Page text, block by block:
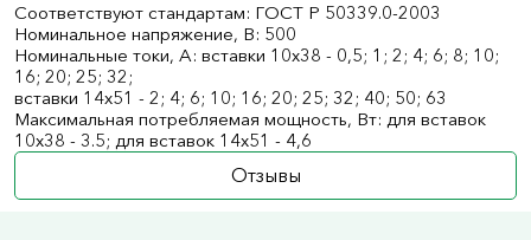
Соответствуют стандартам: ГОСТ Р 50339.0-2003
Номинальное напряжение, В: 500
Номинальныe токи, А: вставки 10х38 - 0,5; 1; 2; 4; 6; 8; 10;
16; 20; 25; 32;
вставки 14х51 - 2; 4; 6; 10; 16; 20; 25; 32; 40; 50; 63
Максимальная потребляемая мощность, Вт: для вставок
10х38 - 3.5; для вставок 14х51 - 4,6
Отзывы